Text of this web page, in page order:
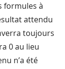
formules à
attendu
toujours
0 au lieu
n’a été